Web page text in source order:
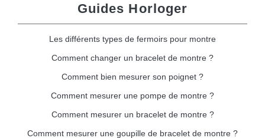
Guides Horloger
Les différents types de fermoirs pour montre
Comment changer un bracelet de montre ?
Comment bien mesurer son poignet ?
Comment mesurer une pompe de montre ?
Comment mesurer un bracelet de montre ?
Comment mesurer une goupille de bracelet de montre ?